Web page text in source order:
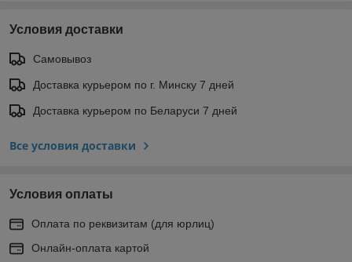
Условия доставки
Самовывоз
Доставка курьером по г. Минску 7 дней
Доставка курьером по Беларуси 7 дней
Все условия доставки
Условия оплаты
Оплата по реквизитам (для юрлиц)
Онлайн-оплата картой